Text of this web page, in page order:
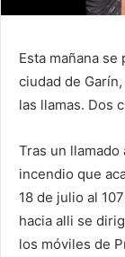
Esta mañana
ciudad de
las llamas. Dos
Tras un llamado
incendio que
18 de julio al
hacia alli se
los móviles de